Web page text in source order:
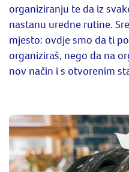
organiziranju te da iz
nastanu uredne rutine.
mjesto: ovdje smo da ti
organiziraš, nego da na
nov način i s otvorenim